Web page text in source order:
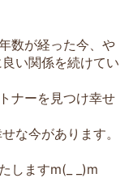
数が経った今、や
い関係を続けてい
ナーを見つけ幸せ
な今があります。
しますm(_ _)m